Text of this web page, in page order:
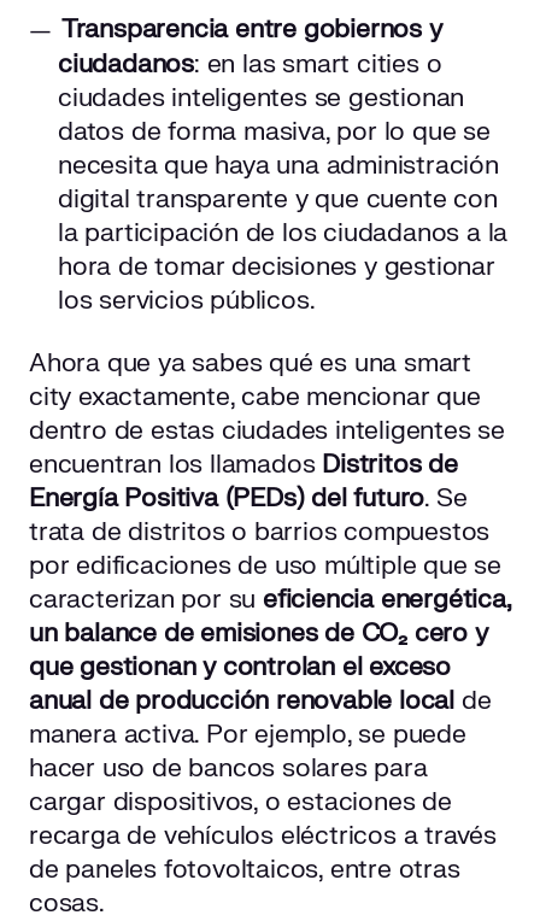
Transparencia entre gobiernos y
ciudadanos: en las smart cities o
ciudades inteligentes se gestionan
datos de forma masiva, por lo que se
necesita que haya una administración
digital transparente y que cuente con
la participación de los ciudadanos a la
hora de tomar decisiones y gestionar
los servicios públicos.
Ahora que ya sabes qué es una smart
city exactamente, cabe mencionar que
dentro de estas ciudades inteligentes se
encuentran los llamadosDistritos de
Energía Positiva (PEDs) del futuro. Se
trata de distritos o barrios compuestos
por edificaciones de uso múltiple que se
caracterizan por su eficiencia energética,
un balance de emisiones de CO₂ cero y
que gestionan y controlan el exceso
anual de producción renovable local de
manera activa. Por ejemplo, se puede
hacer uso de bancos solares para
cargar dispositivos, o estaciones de
recarga de vehículos eléctricos a través
de paneles fotovoltaicos, entre otras
cosas.